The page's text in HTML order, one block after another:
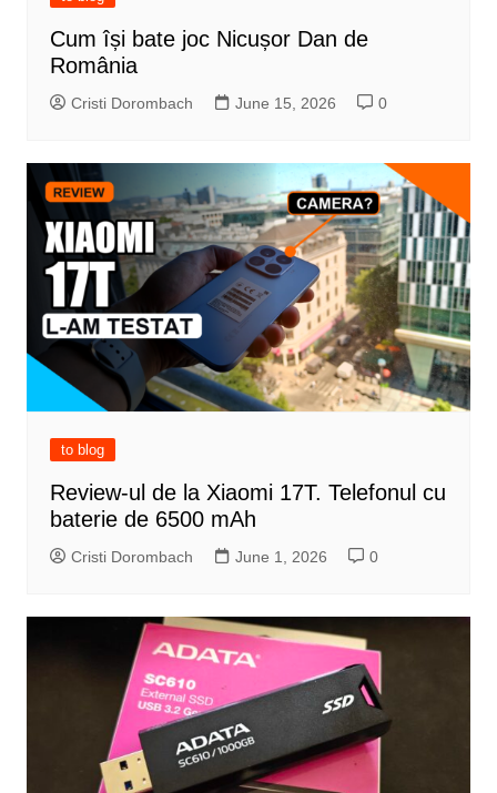
Cum își bate joc Nicușor Dan de
România
Cristi Dorombach June 15, 2026 0
to blog
Review-ul de la Xiaomi 17T. Telefonul cu
baterie de 6500 mAh
Cristi Dorombach June 1, 2026 0